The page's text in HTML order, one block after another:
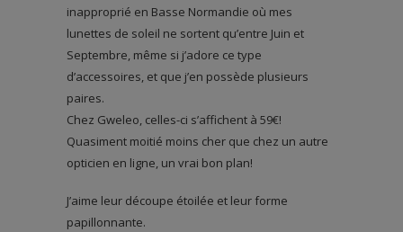
inapproprié en Basse Normandie où mes
lunettes de soleil ne sortent qu’entre Juin et
Septembre, même si j’adore ce type
d’accessoires, et que j’en possède plusieurs
paires.
Chez Gweleo, celles-ci s’affichent à 59€!
Quasiment moitié moins cher que chez un autre
opticien en ligne, un vrai bon plan!
J’aime leur découpe étoilée et leur forme
papillonnante.